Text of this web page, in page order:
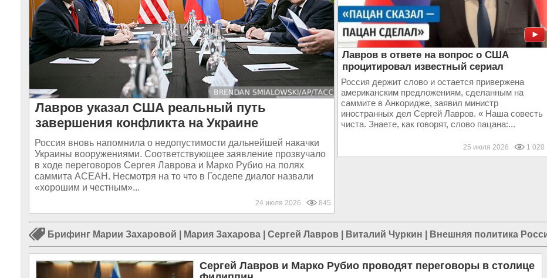
Лавров указал США реальный путь
завершения конфликта на Украине
Россия вновь напомнила о недопустимости дальнейшей накачки
Украины вооружениями. Соответствующее заявление прозвучало
в ходе переговоров Сергея Лаврова и Марко Рубио на полях
саммита АСЕАН. Несмотря на то что в Госдепе диалог назвали
«хорошим и честным»...
24 июля 2026 845
Лавров в ответе на вопрос о США
процитировал известный сериал
Россия держит слово и остается привержена
американским предложениям, сделанным на
саммите в Анкоридже, заявил министр
иностранных дел Сергей Лавров. « Наша совесть
чиста. Знаете, как говорят, слово пацана:...
25 июля 2026 1 020
Брифинг Марии Захаровой Мария Захарова Сергей Лавров Виталий Чуркин Внешняя политика
Сергей Лавров и Марко Рубио проводят переговоры в столице